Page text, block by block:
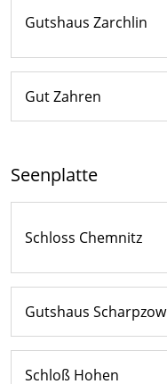
Gutshaus Zarchlin
Gut Zahren
Seenplatte
Schloss Chemnitz
Gutshaus Scharpzow
Schloß Hohen